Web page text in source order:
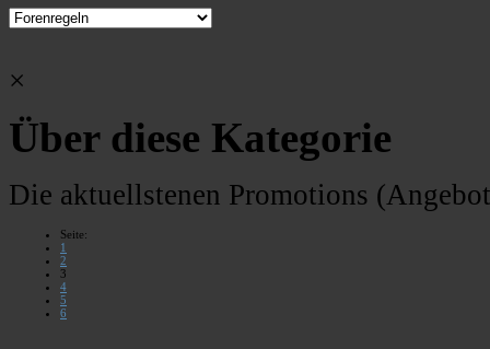
×
Über diese Kategorie
Die aktuellstenen Promotions
Seite:
1
2
3
4
5
6